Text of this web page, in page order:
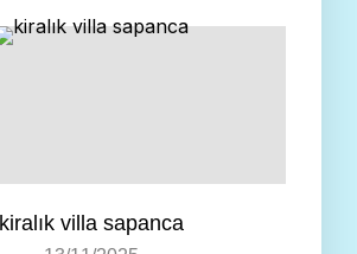
kiralık villa sapanca